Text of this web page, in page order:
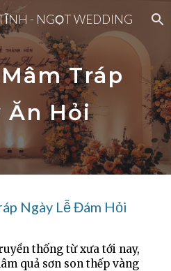
Skip to navigation
- NGỌT WEDDING
Tráp
Ăn Hỏi
Ngày Lễ Đám Hỏi
thống từ xưa tới nay,
quả sơn son thếp vàng